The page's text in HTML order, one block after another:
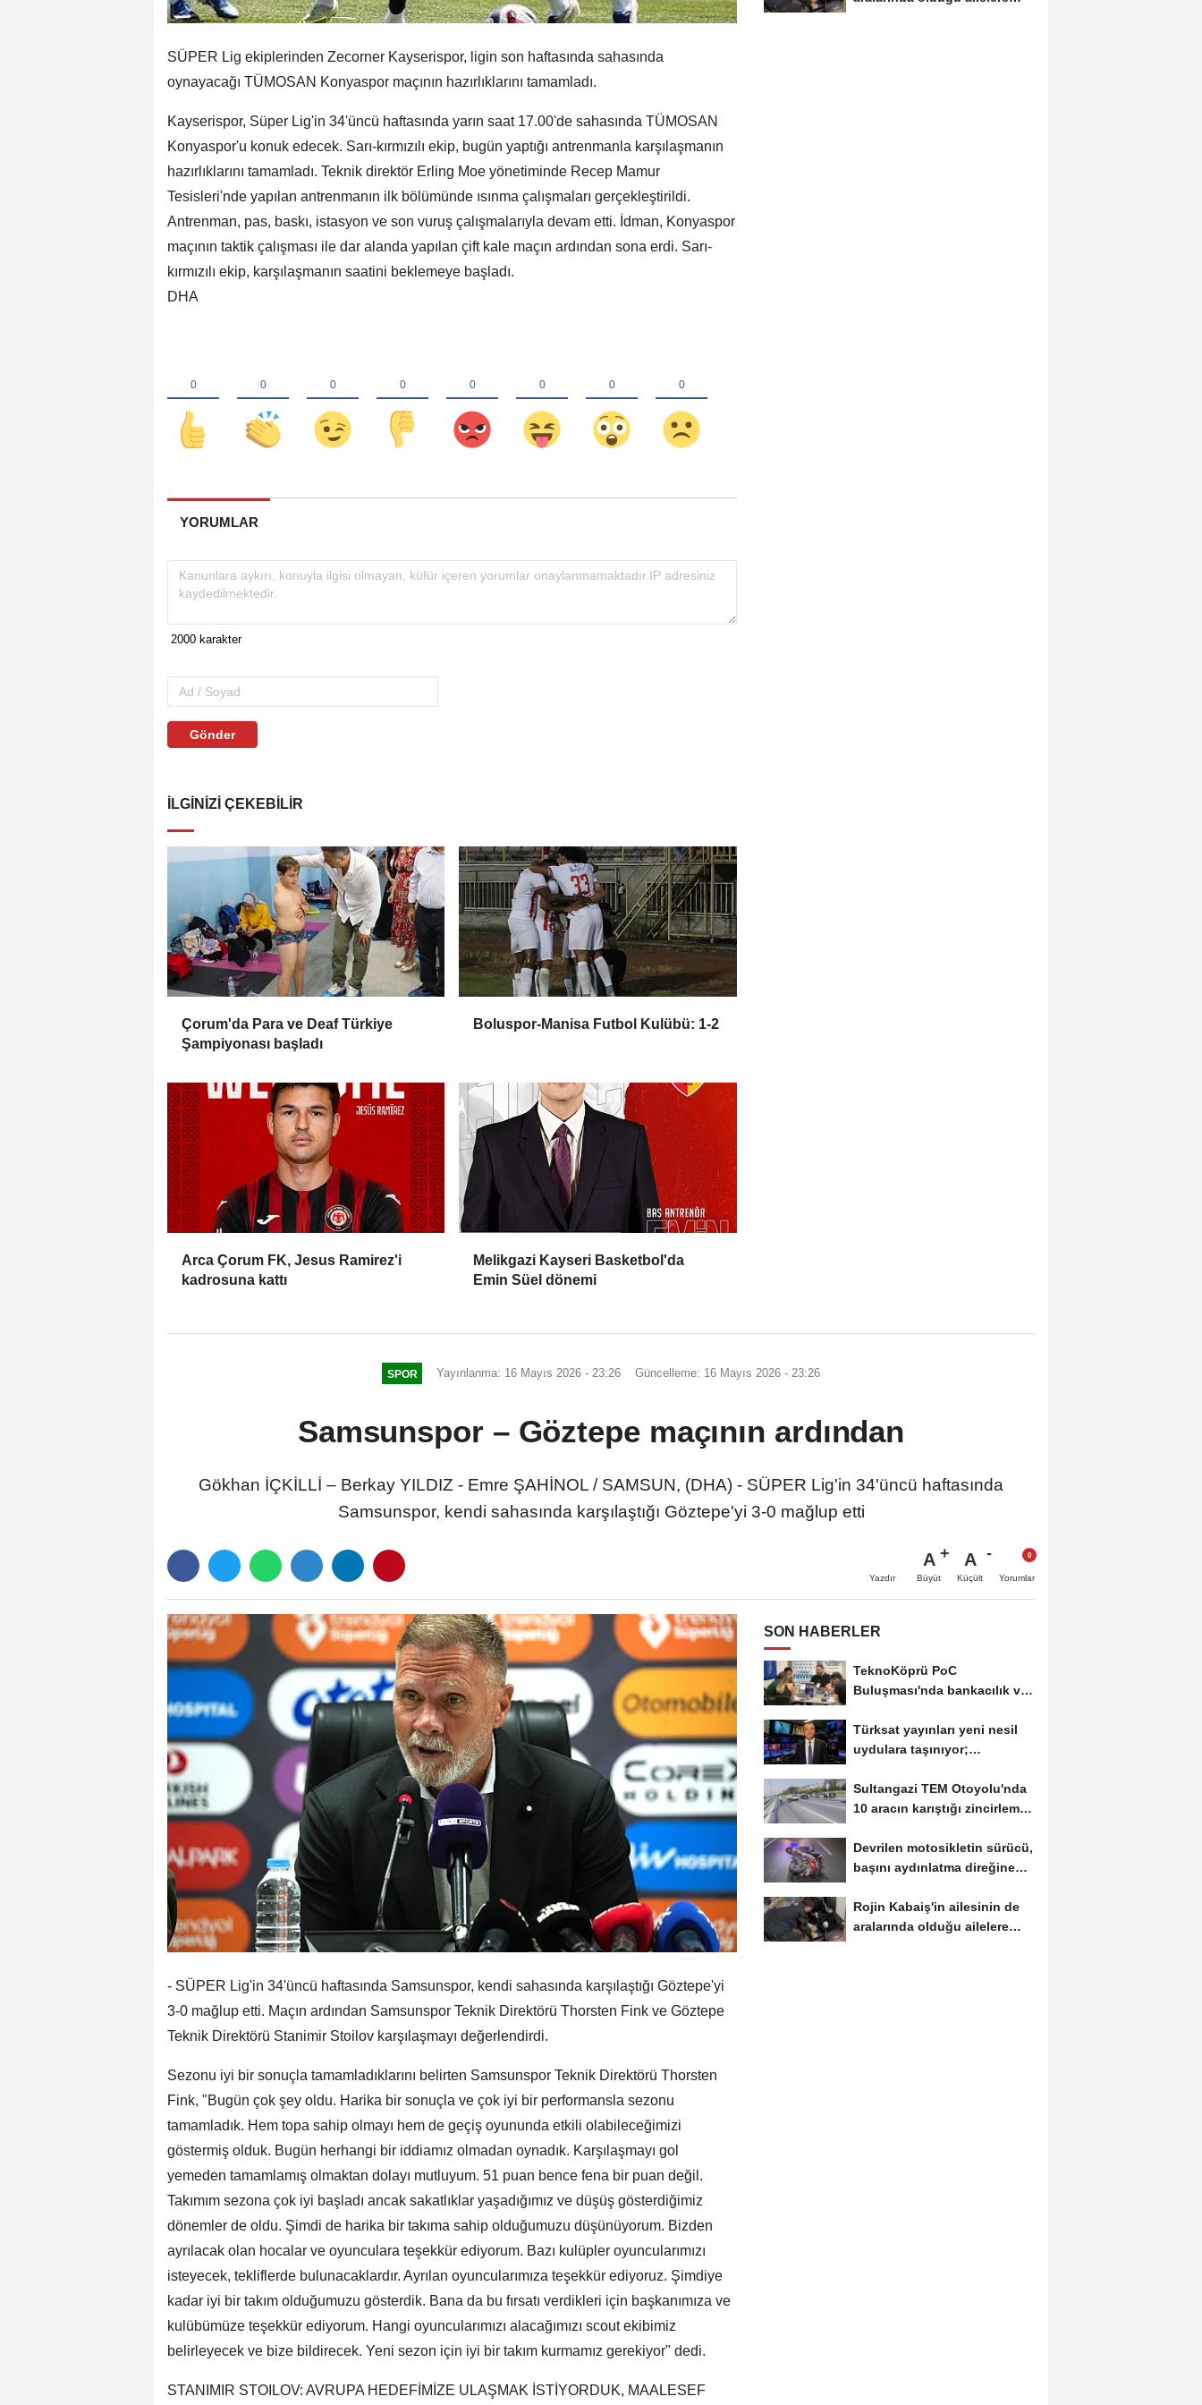
SÜPER Lig ekiplerinden Zecorner Kayserispor, ligin son haftasında sahasında
oynayacağı TÜMOSAN Konyaspor maçının hazırlıklarını tamamladı.
Kayserispor, Süper Lig'in 34'üncü haftasında yarın saat 17.00'de sahasında TÜMOSAN
Konyaspor'u konuk edecek. Sarı-kırmızılı ekip, bugün yaptığı antrenmanla karşılaşmanın
hazırlıklarını tamamladı. Teknik direktör Erling Moe yönetiminde Recep Mamur
Tesisleri'nde yapılan antrenmanın ilk bölümünde ısınma çalışmaları gerçekleştirildi.
Antrenman, pas, baskı, istasyon ve son vuruş çalışmalarıyla devam etti. İdman, Konyaspor
maçının taktik çalışması ile dar alanda yapılan çift kale maçın ardından sona erdi. Sarı-
kırmızılı ekip, karşılaşmanın saatini beklemeye başladı.
DHA
YORUMLAR
Gönder
İLGINIZI ÇEKEBILIR
Çorum'da Para ve Deaf Türkiye
Şampiyonası başladı
Boluspor-Manisa Futbol Kulübü: 1-2
Arca Çorum FK, Jesus Ramirez'i
kadrosuna kattı
Melikgazi Kayseri Basketbol'da
Emin Süel dönemi
SPOR Yayınlanma: 16 Mayıs 2026 - 23:26 Güncelleme: 16 Mayıs 2026 - 23:26
Samsunspor – Göztepe maçının ardından
Gökhan İÇKİLLİ – Berkay YILDIZ - Emre ŞAHİNOL / SAMSUN, (DHA) - SÜPER Lig'in 34'üncü haftasında
Samsunspor, kendi sahasında karşılaştığı Göztepe'yi 3-0 mağlup etti
Yazdır
A
Büyüt
A
Küçült Yorumlar
- SÜPER Lig'in 34'üncü haftasında Samsunspor, kendi sahasında karşılaştığı Göztepe'yi
3-0 mağlup etti. Maçın ardından Samsunspor Teknik Direktörü Thorsten Fink ve Göztepe
Teknik Direktörü Stanimir Stoilov karşılaşmayı değerlendirdi.
Sezonu iyi bir sonuçla tamamladıklarını belirten Samsunspor Teknik Direktörü Thorsten
Fink, "Bugün çok şey oldu. Harika bir sonuçla ve çok iyi bir performansla sezonu
tamamladık. Hem topa sahip olmayı hem de geçiş oyununda etkili olabileceğimizi
göstermiş olduk. Bugün herhangi bir iddiamız olmadan oynadık. Karşılaşmayı gol
yemeden tamamlamış olmaktan dolayı mutluyum. 51 puan bence fena bir puan değil.
Takımım sezona çok iyi başladı ancak sakatlıklar yaşadığımız ve düşüş gösterdiğimiz
dönemler de oldu. Şimdi de harika bir takıma sahip olduğumuzu düşünüyorum. Bizden
ayrılacak olan hocalar ve oyunculara teşekkür ediyorum. Bazı kulüpler oyuncularımızı
isteyecek, tekliflerde bulunacaklardır. Ayrılan oyuncularımıza teşekkür ediyoruz. Şimdiye
kadar iyi bir takım olduğumuzu gösterdik. Bana da bu fırsatı verdikleri için başkanımıza ve
kulübümüze teşekkür ediyorum. Hangi oyuncularımızı alacağımızı scout ekibimiz
belirleyecek ve bize bildirecek. Yeni sezon için iyi bir takım kurmamız gerekiyor" dedi.
STANIMIR STOILOV: AVRUPA HEDEFİMİZE ULAŞMAK İSTİYORDUK, MAALESEF
SON HABERLER
TeknoKöprü PoC
Buluşması'nda bankacılık ve
Türksat yayınları yeni nesil
uydulara taşınıyor;
Sultangazi TEM Otoyolu'nda
10 aracın karıştığı zincirleme
Devrilen motosikletin sürücü,
başını aydınlatma direğine
Rojin Kabaiş'in ailesinin de
aralarında olduğu ailelere